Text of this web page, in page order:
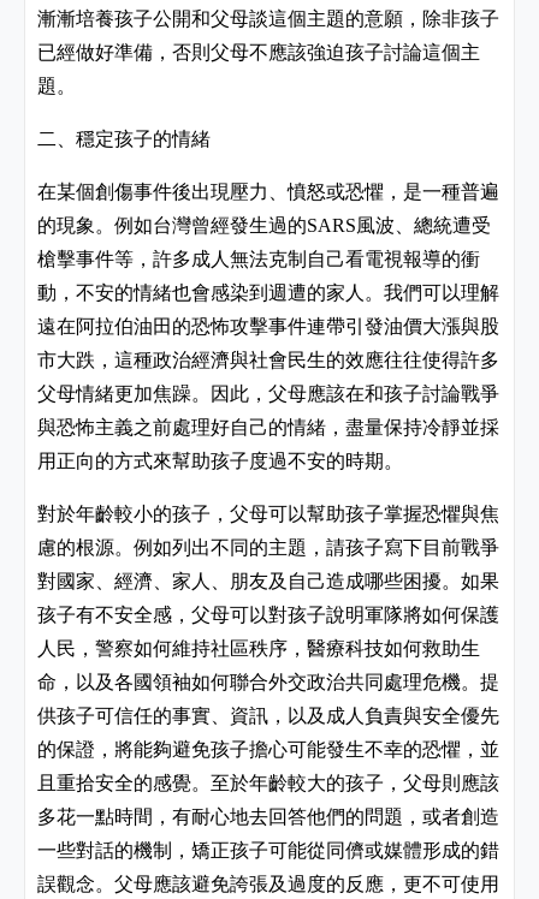
漸漸培養孩子公開和父母談這個主題的意願，除非孩子
已經做好準備，否則父母不應該強迫孩子討論這個主
題。
二、穩定孩子的情緒
在某個創傷事件後出現壓力、憤怒或恐懼，是一種普遍
的現象。例如台灣曾經發生過的SARS風波、總統遭受
槍擊事件等，許多成人無法克制自己看電視報導的衝
動，不安的情緒也會感染到週遭的家人。我們可以理解
遠在阿拉伯油田的恐怖攻擊事件連帶引發油價大漲與股
市大跌，這種政治經濟與社會民生的效應往往使得許多
父母情緒更加焦躁。因此，父母應該在和孩子討論戰爭
與恐怖主義之前處理好自己的情緒，盡量保持冷靜並採
用正向的方式來幫助孩子度過不安的時期。
對於年齡較小的孩子，父母可以幫助孩子掌握恐懼與焦
慮的根源。例如列出不同的主題，請孩子寫下目前戰爭
對國家、經濟、家人、朋友及自己造成哪些困擾。如果
孩子有不安全感，父母可以對孩子說明軍隊將如何保護
人民，警察如何維持社區秩序，醫療科技如何救助生
命，以及各國領袖如何聯合外交政治共同處理危機。提
供孩子可信任的事實、資訊，以及成人負責與安全優先
的保證，將能夠避免孩子擔心可能發生不幸的恐懼，並
且重拾安全的感覺。至於年齡較大的孩子，父母則應該
多花一點時間，有耐心地去回答他們的問題，或者創造
一些對話的機制，矯正孩子可能從同儕或媒體形成的錯
誤觀念。父母應該避免誇張及過度的反應，更不可使用